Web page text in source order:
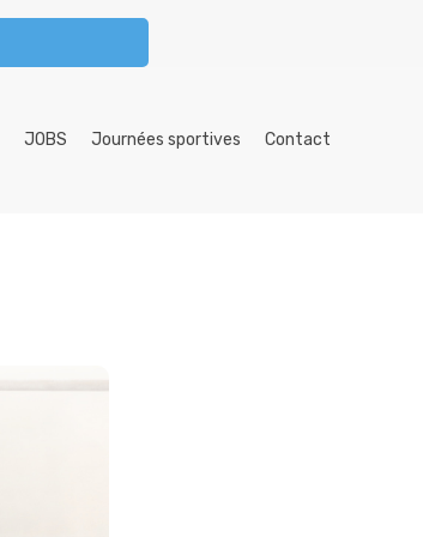
JOBS Journées sportives Contact